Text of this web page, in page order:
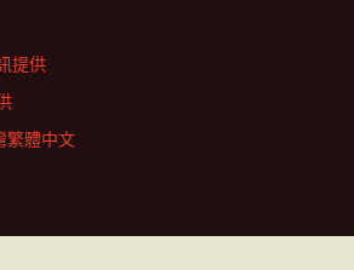
提供
繁體中文